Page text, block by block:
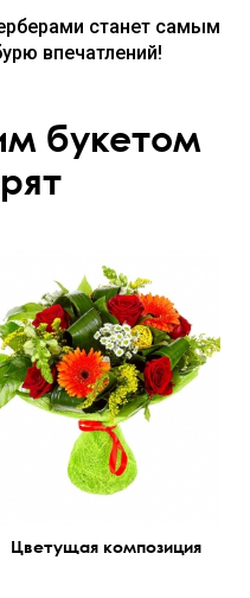
станет самым
впечатлений!
букетом
Цветущая композиция